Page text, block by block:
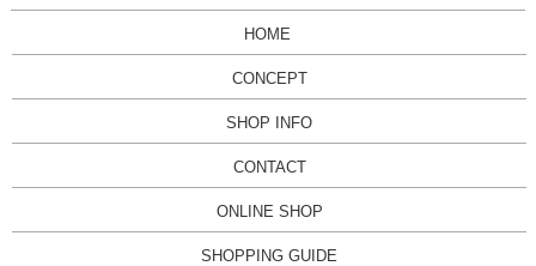
HOME
CONCEPT
SHOP INFO
CONTACT
ONLINE SHOP
SHOPPING GUIDE